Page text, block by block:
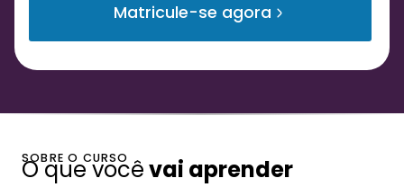
Matricule-se agora
SOBRE O CURSO
O que vocêvai aprender